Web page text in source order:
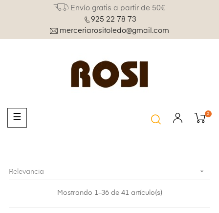
Envío gratis a partir de 50€
925 22 78 73
merceriarositoledo@gmail.com
Navegación
de
☰ 0
Relevancia 
Mostrando 1-36 de 41 artículo(s)